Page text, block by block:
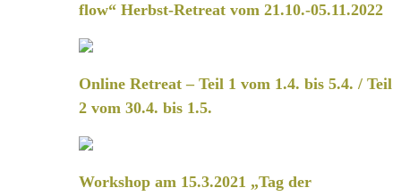
flow“ Herbst-Retreat vom 21.10.-05.11.2022
Online Retreat – Teil 1 vom 1.4. bis 5.4. / Teil
2 vom 30.4. bis 1.5.
Workshop am 15.3.2021 „Tag der